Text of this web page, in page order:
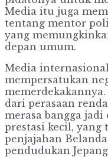
Media itu juga
tentang mentor
yang
depan umum.
Media
mempersatukan
dari perasaan
merasa bangga
prestasi kecil, yang
penjajahan
pendudukan